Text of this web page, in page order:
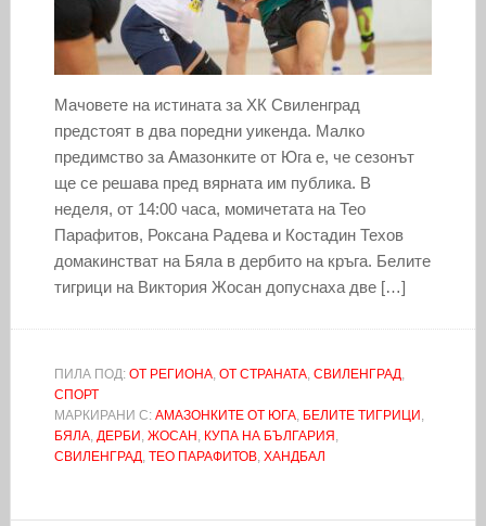
Мачовете на истината за ХК Свиленград
предстоят в два поредни уикенда. Малко
предимство за Амазонките от Юга е, че сезонът
ще се решава пред вярната им публика. В
неделя, от 14:00 часа, момичетата на Тео
Парафитов, Роксана Радева и Костадин Техов
домакинстват на Бяла в дербито на кръга. Белите
тигрици на Виктория Жосан допуснаха две […]
ПИЛА ПОД: ОТ РЕГИОНА, ОТ СТРАНАТА, СВИЛЕНГРАД,
СПОРТ
МАРКИРАНИ С: АМАЗОНКИТЕ ОТ ЮГА, БЕЛИТЕ ТИГРИЦИ ,
БЯЛА, ДЕРБИ , ЖОСАН , КУПА НА БЪЛГАРИЯ ,
СВИЛЕНГРАД, ТЕО ПАРАФИТОВ, ХАНДБАЛ